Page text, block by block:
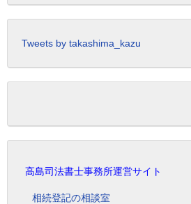
Tweets by takashima_kazu
高島司法書士事務所運営サイト
相続登記の相談室